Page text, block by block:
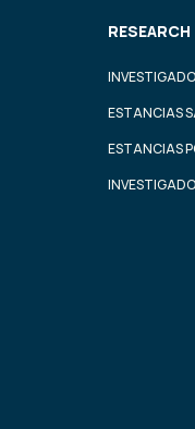
RESEARCH
ESTANCIAS
ESTANCIAS